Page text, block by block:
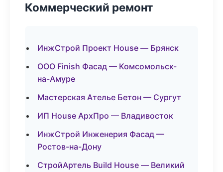
Коммерческий ремонт
ИнжСтрой Проект House — Брянск
ООО Finish Фасад — Комсомольск-
на-Амуре
Мастерская Ателье Бетон — Сургут
ИП House АрхПро — Владивосток
ИнжСтрой Инженерия Фасад —
Ростов-на-Дону
СтройАртель Build House — Великий